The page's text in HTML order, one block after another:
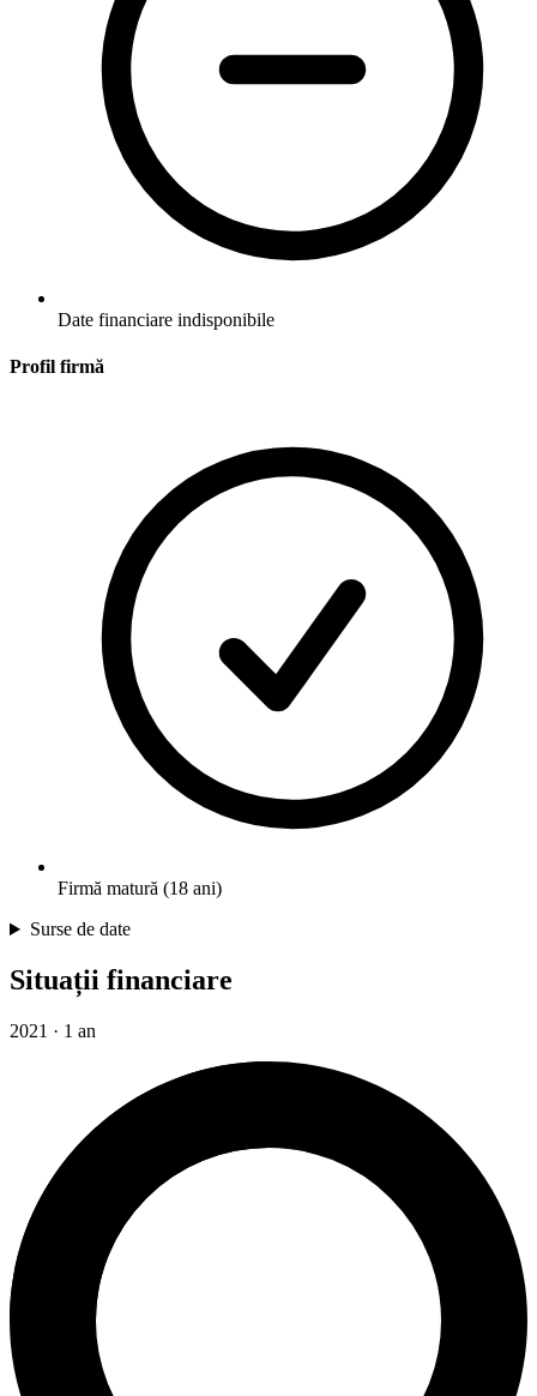
Date financiare indisponibile
Profil firmă
Firmă matură (18 ani)
Surse de date
Situații financiare
2021 · 1 an